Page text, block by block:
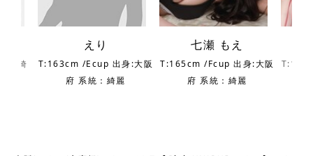
身:埼
えり
T:163cm /Ecup 出身:大阪
府 系統：綺麗
七瀬 もえ
T:165cm /Fcup 出身:大阪
府 系統：綺麗